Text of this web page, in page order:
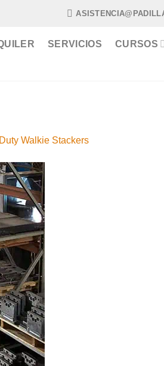
SERVICIOS CURSOS
Walkie Stackers